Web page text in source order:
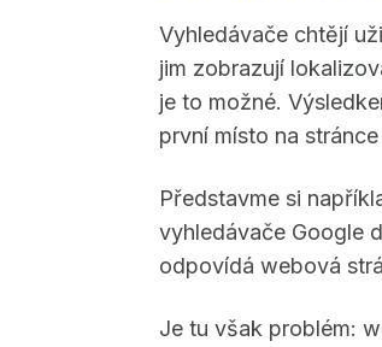
Vyhledávače chtějí
jim zobrazují
je to možné.
první místo na
Představme si
vyhledávače Google
odpovídá webová
Je tu však problém: